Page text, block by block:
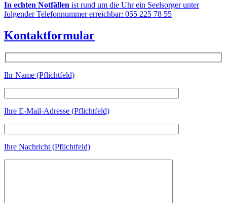
In echten Notfällen ist rund um die Uhr ein Seelsorger unter
folgender Telefonnummer erreichbar: 055 225 78 55
Kontaktformular
Ihr Name (Pflichtfeld)
Ihre E-Mail-Adresse (Pflichtfeld)
Ihre Nachricht (Pflichtfeld)